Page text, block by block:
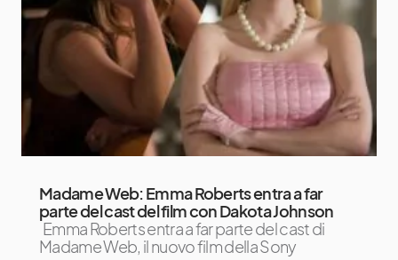
Madame Web: Emma Roberts entra a far
parte del cast del film con Dakota Johnson
Emma Roberts entra a far parte del cast di
Madame Web, il nuovo film della Sony